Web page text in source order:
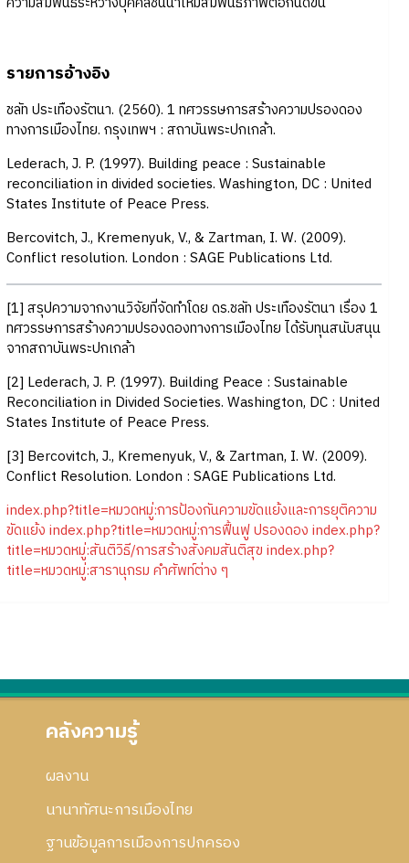
รายการอ้างอิง
ชลัท ประเทืองรัตนา. (2560). 1 ทศวรรษการสร้างความปรองดอง
ทางการเมืองไทย. กรุงเทพฯ : สถาบันพระปกเกล้า.
Lederach, J. P. (1997). Building peace : Sustainable
reconciliation in divided societies. Washington, DC : United
States Institute of Peace Press.
Bercovitch, J., Kremenyuk, V., & Zartman, I. W. (2009).
Conflict resolution. London : SAGE Publications Ltd.
[1] สรุปความจากงานวิจัยที่จัดทำโดย ดร.ชลัท ประเทืองรัตนา เรื่อง 1
ทศวรรษการสร้างความปรองดองทางการเมืองไทย ได้รับทุนสนับสนุน
จากสถาบันพระปกเกล้า
[2] Lederach, J. P. (1997). Building Peace : Sustainable
Reconciliation in Divided Societies. Washington, DC : United
States Institute of Peace Press.
[3] Bercovitch, J., Kremenyuk, V., & Zartman, I. W. (2009).
Conflict Resolution. London : SAGE Publications Ltd.
index.php?title=หมวดหมู่:การป้องกันความขัดแย้งและการยุติความ
ขัดแย้ง index.php?title=หมวดหมู่:การฟื้นฟู ปรองดอง index.php?
title=หมวดหมู่:สันติวิธี/การสร้างสังคมสันติสุข index.php?
title=หมวดหมู่:สารานุกรม คำศัพท์ต่าง ๆ
คลังความรู้
ผลงาน
นานาทัศนะการเมืองไทย
ฐานข้อมูลการเมืองการปกครอง